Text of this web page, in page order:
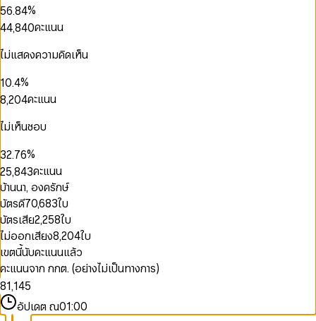
5
6
7
8
9
6
7
8
9
.8
9
4
5
6
7
8
9
%
3
4
6
8
9
3
4
6
8
9
,
7
8
3
4
6
8
9
0
2
4
6
8
คะแนน
ไม่แสดงความคิดเห็น
1
2
3
4
5
6
7
8
9
0
1
2
3
4
5
6
7
8
9
.
0
2
4
5
6
7
8
9
%
1
2
3
4
5
7
8,
1
2
4
6
7
8
9
0
2
4
5
6
7
8
9
0
1
2
3
4
6
8
9
คะแนน
ไม่เห็นชอบ
1
3
4
5
6
7
8
9
0
2
3
4
5
6
7
8
9
.
1
2
3
5
7
8
9
0
1
2
4
6
7
8
9
%
1
2
3
4
5
6
7
8
9
0
1
2
4
5
6
7
8
9
,
1
2
3
4
5
7
8
9
0
1
3
4
5
6
7
8
9
0
1
2
3
4
5
6
7
8
9
คะแนน
บ้านนา, องครักษ์
บัตรดี70,683ใบ
บัตรเสีย2,258ใบ
ไม่ออกเสียง8,204ใบ
เขตนี้นับคะแนนแล้ว
คะแนนจาก กกต. (อย่างไม่เป็นทางการ)
0
1
2
3
4
5
6
7
8
9
0
1
2
3
,
0
1
2
3
0
1
2
3
4
5
6
0
1
2
3
4
5
6
7
อัปเดต ณ01:00